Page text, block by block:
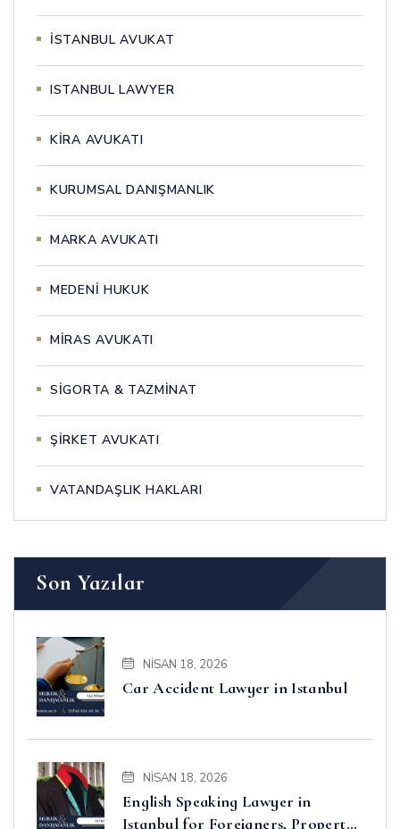
İSTANBUL AVUKAT
ISTANBUL LAWYER
KİRA AVUKATI
KURUMSAL DANIŞMANLIK
MARKA AVUKATI
MEDENİ HUKUK
MİRAS AVUKATI
SİGORTA & TAZMİNAT
ŞİRKET AVUKATI
VATANDAŞLIK HAKLARI
Son Yazılar
NISAN 18, 2026
Car Accident Lawyer in Istanbul
NISAN 18, 2026
English Speaking Lawyer in
Istanbul for Foreigners, Property,